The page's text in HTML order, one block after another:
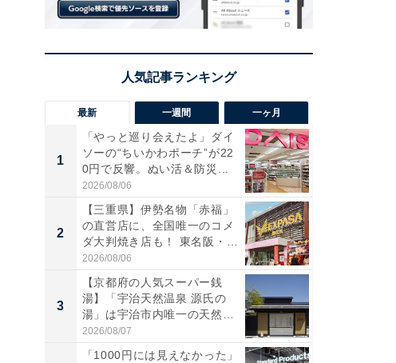
最新 一週間 一ヶ月
1
「やっと巡り会えたよ」ダイ
ソーの“ちいかわポーチ”が22
0円で反響。ぬい活＆防災...
2026/08/06
2
【三重県】伊勢名物「赤福」
の直営店に、全国唯一のコメ
ダ大判焼き店も！ 東名阪・
伊...
2026/08/06
3
【京都府の人気スーパー銭
湯】「宇治天然温泉 源氏の
湯」は宇治市内唯一の天然温
泉と...
2026/08/07
「1000円には見えなかった」